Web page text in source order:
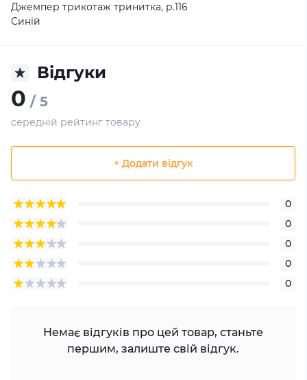
Джемпер трикотаж тринитка, р.116
Синій
Відгуки
0 / 5
середній рейтинг товару
+ Додати відгук
0
0
0
0
0
Немає відгуків про цей товар, станьте
першим, залиште свій відгук.